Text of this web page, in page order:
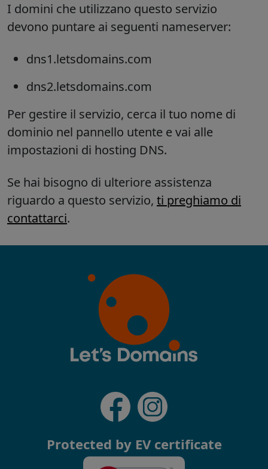
I domini che utilizzano questo servizio
devono puntare ai seguenti nameserver:
dns1.letsdomains.com
dns2.letsdomains.com
Per gestire il servizio, cerca il tuo nome di
dominio nel pannello utente e vai alle
impostazioni di hosting DNS.
Se hai bisogno di ulteriore assistenza
riguardo a questo servizio, ti preghiamo di
contattarci.
Protected by EV certificate